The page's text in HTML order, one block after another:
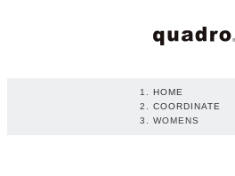
HOME
COORDINATE
WOMENS